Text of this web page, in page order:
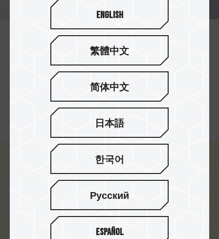
至今唯一真正让你安心的创作
创作者最珍贵的作品，需要真正耐用的 SSD 来守
护。最强悍的 TBW 值带来惊人的每日可写入量，创
作者不需担心硬盘使用过度，是你安心创作的唯一
English
繁體中文
简体中文
日本語
한국어
Русский
Español